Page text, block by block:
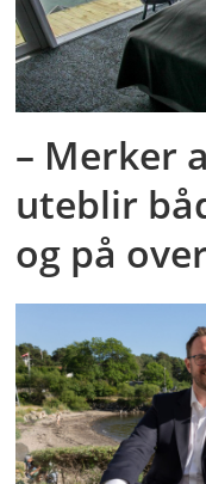
– Merker
uteblir
og på